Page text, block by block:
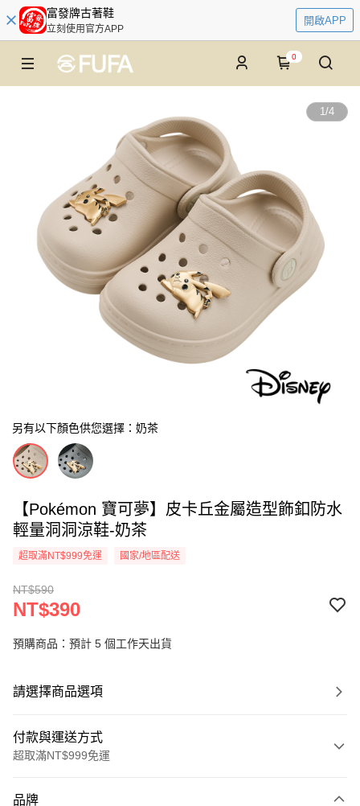
富發牌古著鞋
立刻使用官方APP
開啟APP
0
1/4
另有以下顏色供您選擇：奶茶
【Pokémon 寶可夢】皮卡丘金屬造型飾釦防水
輕量洞洞涼鞋-奶茶
超取滿NT$999免運 國家/地區配送
NT$590
NT$390
預購商品：預計 5 個工作天出貨
請選擇商品選項
付款與運送方式
超取滿NT$999免運
品牌